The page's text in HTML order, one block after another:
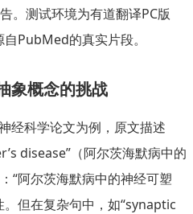
。测试环境为有道翻译PC版
PubMed的真实片段。
象概念的挑战
经科学论文为例，原文描述
disease”（阿尔茨海默病中的
“阿尔茨海默病中的神经可塑
但在复杂句中，如“synaptic